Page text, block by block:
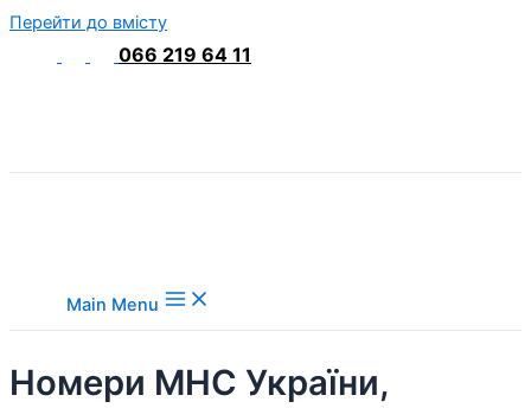
Перейти до вмісту
066 219 64 11
Main Menu
Номери МНС України,